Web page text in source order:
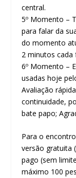
central.
5º Momento –
para falar da
do momento
2 minutos cada
6º Momento –
usadas hoje
Avaliação
continuidade,
bate papo;
Para o
versão gratuita
pago (sem
máximo 100